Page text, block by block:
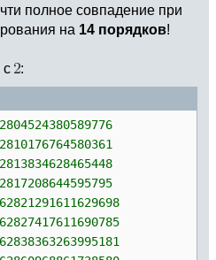
полное совпадение при
на 14 порядков!
с :